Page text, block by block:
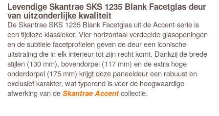
Levendige Skantrae SKS 1235 Blank Facetglas deur
van uitzonderlijke kwaliteit
De Skantrae SKS 1235 Blank Facetglas uit de Accent-serie is
een tijdloze klassieker. Vier horizontaal verdeelde glasopeningen
en de subtiele facetprofielen geven de deur een iconische
uitstraling die in elk interieur tot zijn recht komt. Dankzij de brede
stijlen (130 mm), bovendorpel (117 mm) en de extra hoge
onderdorpel (175 mm) krijgt deze paneeldeur een robuust en
exclusief karakter, wat typerend is voor de hoogwaardige
afwerking van deSkantrae Accentcollectie.